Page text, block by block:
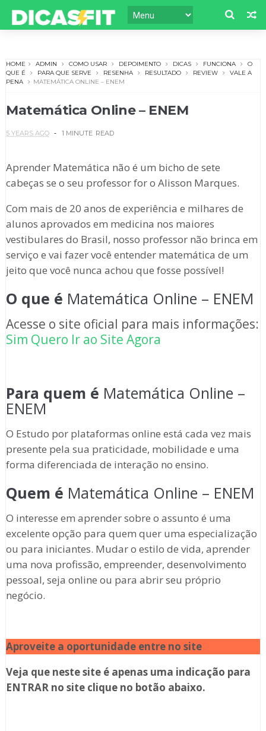
HOME ADMIN COMO USAR DEPOIMENTO DICAS FUNCIONA
O
QUE É
PARA QUE SERVE RESENHA RESULTADO REVIEW
VALE A
PENA
MATEMÁTICA ONLINE – ENEM
Matemática Online – ENEM
5 YEARS AGO 1 MINUTE READ
Aprender Matemática não é um bicho de sete
cabeças se o seu professor for o Alisson Marques.
Com mais de 20 anos de experiência e milhares de
alunos aprovados em medicina nos maiores
vestibulares do Brasil, nosso professor não brinca em
serviço e vai fazer você entender matemática de um
jeito que você nunca achou que fosse possível!
O que é Matemática Online – ENEM
Acesse o site oficial para mais informações:
Sim Quero Ir ao Site Agora
Para quem é Matemática Online –
ENEM
O Estudo por plataformas online está cada vez mais
presente pela sua praticidade, mobilidade e uma
forma diferenciada de interação no ensino.
Quem é Matemática Online – ENEM
O interesse em aprender sobre o assunto é uma
excelente opção para quem quer uma especialização
ou para iniciantes. Mudar o estilo de vida, aprender
uma nova profissão, empreender, desenvolvimento
pessoal, seja online ou para abrir seu próprio
negócio.
Aproveite a oportunidade entre no site
Veja que neste site é apenas uma indicação para
ENTRAR no site clique no botão abaixo.